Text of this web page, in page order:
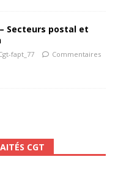
Secteurs postal et
fapt_77
Commentaires
CGT